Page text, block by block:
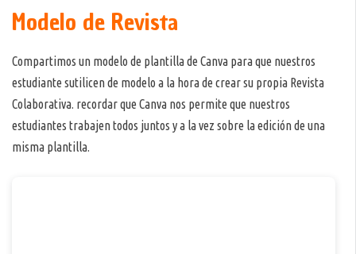
Modelo de Revista
Compartimos un modelo de plantilla de Canva para que nuestros
estudiante sutilicen de modelo a la hora de crear su propia Revista
Colaborativa. recordar que Canva nos permite que nuestros
estudiantes trabajen todos juntos y a la vez sobre la edición de una
misma plantilla.